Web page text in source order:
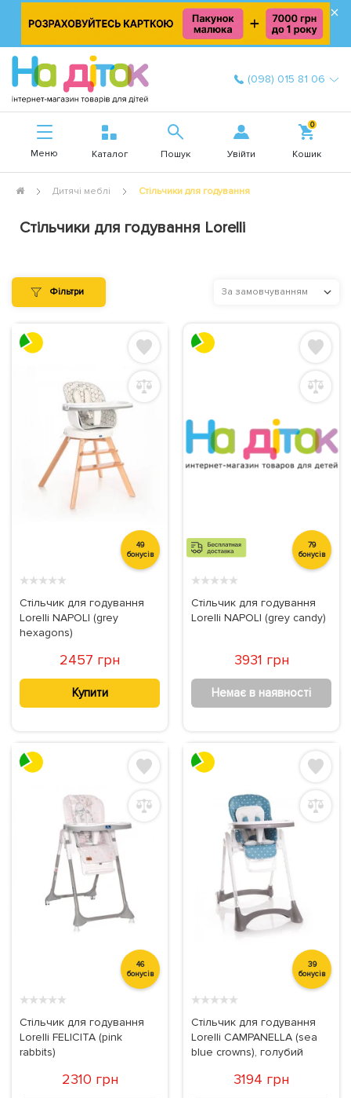
×
(098) 015 81 06
Меню Каталог Пошук Увійти
0
Кошик
Дитячі меблі Стільчики для годування
Стільчики для годування Lorelli
Фільтри За замовчуванням
49
бонусів
★★★★★
Стільчик для годування
Lorelli NAPOLI (grey
hexagons)
2457 грн
Купити
79
бонусів
★★★★★
Стільчик для годування
Lorelli NAPOLI (grey candy)
3931 грн
Немає в наявності
46
бонусів
★★★★★
Стільчик для годування
Lorelli FELICITA (pink
rabbits)
2310 грн
39
бонусів
★★★★★
Стільчик для годування
Lorelli CAMPANELLA (sea
blue crowns), голубий
3194 грн